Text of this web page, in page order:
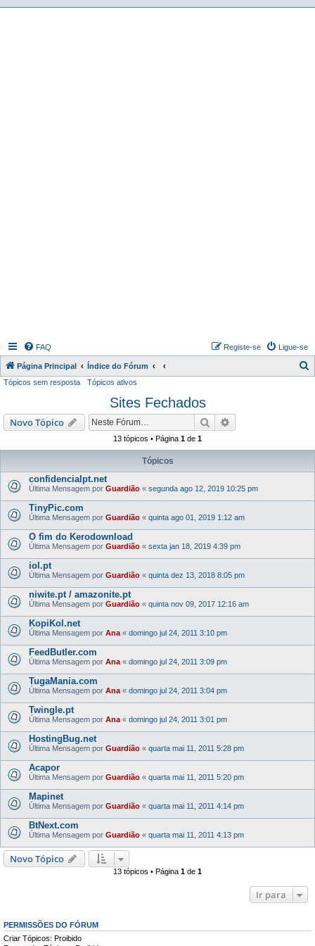
FAQ Ligue-se
Registe-se
Página Principal Índice do Fórum
i
r
Tópicos sem resposta Tópicos ativos
Sites Fechados
Novo Tópico Pesquisar
13 tópicos • Página 1 de 1
Tópicos
confidencialpt.net
Última Mensagem por Guardião « segunda ago 12, 2019 10:25 pm
TinyPic.com
Última Mensagem por Guardião « quinta ago 01, 2019 1:12 am
O fim do Kerodownload
Última Mensagem por Guardião « sexta jan 18, 2019 4:39 pm
iol.pt
Última Mensagem por Guardião « quinta dez 13, 2018 8:05 pm
niwite.pt / amazonite.pt
Última Mensagem por Guardião « quinta nov 09, 2017 12:16 am
KopiKol.net
Última Mensagem por Ana « domingo jul 24, 2011 3:10 pm
FeedButler.com
Última Mensagem por Ana « domingo jul 24, 2011 3:09 pm
TugaMania.com
Última Mensagem por Ana « domingo jul 24, 2011 3:04 pm
Twingle.pt
Última Mensagem por Ana « domingo jul 24, 2011 3:01 pm
HostingBug.net
Última Mensagem por Guardião « quarta mai 11, 2011 5:28 pm
Acapor
Última Mensagem por Guardião « quarta mai 11, 2011 5:20 pm
Mapinet
Última Mensagem por Guardião « quarta mai 11, 2011 4:14 pm
BtNext.com
Última Mensagem por Guardião « quarta mai 11, 2011 4:13 pm
Novo Tópico
13 tópicos • Página 1 de 1
Ir para
PERMISSÕES DO FÓRUM
Criar Tópicos: Proibido